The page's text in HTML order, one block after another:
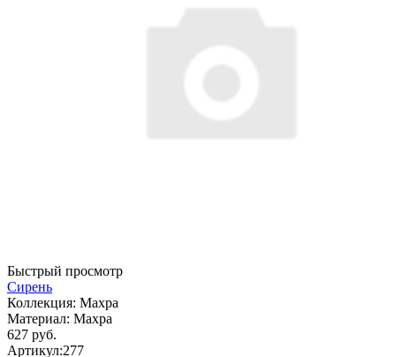
Быстрый просмотр
Сирень
Коллекция: Махра
Материал: Махра
627 руб.
Артикул:277